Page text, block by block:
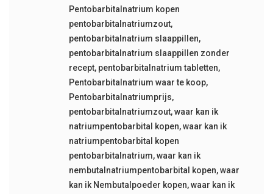
Pentobarbitalnatrium kopen
pentobarbitalnatriumzout,
pentobarbitalnatrium slaappillen,
pentobarbitalnatrium slaappillen zonder
recept, pentobarbitalnatrium tabletten,
Pentobarbitalnatrium waar te koop,
Pentobarbitalnatriumprijs,
pentobarbitalnatriumzout,waar kan ik
natriumpentobarbital kopen,waar kan ik
natriumpentobarbital kopen
pentobarbitalnatrium,waar kan ik
nembutalnatriumpentobarbital kopen,waar
kan ik Nembutalpoeder kopen,waar kan ik